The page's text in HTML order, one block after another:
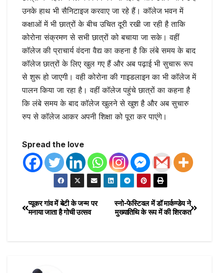
उनके हाथ भी सैनिटाइज करवाए जा रहे हैं। कॉलेज भवन में
कक्षाओं में भी छात्रों के बीच उचित दूरी रखी जा रही है ताकि
कोरोना संक्रमण से सभी छात्रों को बचाया जा सके। वहीं
कॉलेज की प्राचार्य वंदना वैद्य का कहना है कि लंबे समय के बाद
कॉलेज छात्रों के लिए खुल गए हैं और अब पढ़ाई भी सुचारू रूप
से शुरू हो जाएगी। वही कोरोना की गाइडलाइन का भी कॉलेज में
पालन किया जा रहा है। वहीं कॉलेज पहुंचे छात्रों का कहना है
कि लंबे समय के बाद कॉलेज खुलने से खुश है और अब सुचारु
रुप से कॉलेज आकर अपनी शिक्षा को पूरा कर पाएंगे।
Spread the love
स्नो-फेस्टिवल में डॉ मार्कण्डेय ने
मुख्यातिथि के रूप में की शिरकत
प्यूकर गांव में बेटी के जन्म पर
मनाया जाता है गोची उत्सव